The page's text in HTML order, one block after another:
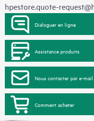
hpestore.quote-
Dialoguer en ligne
Assistance produits
Nous contacter par e-mail
Comment acheter